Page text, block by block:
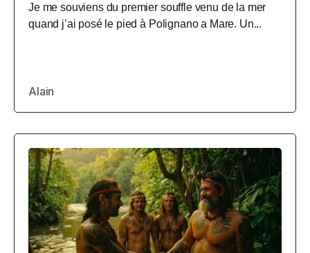
Je me souviens du premier souffle venu de la mer
quand j’ai posé le pied à Polignano a Mare. Un...
Alain